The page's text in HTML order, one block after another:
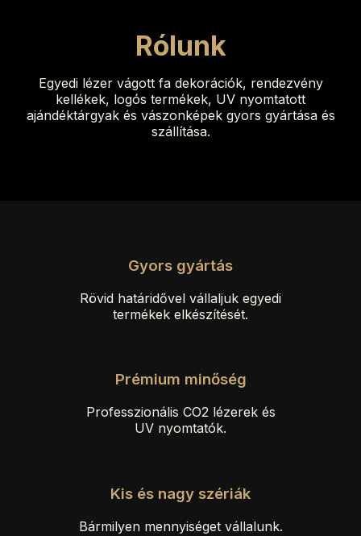
Rólunk
Egyedi lézer vágott fa dekorációk, rendezvény
kellékek, logós termékek, UV nyomtatott
ajándéktárgyak és vászonképek gyors gyártása és
szállítása.
Gyors gyártás
Rövid határidővel vállaljuk egyedi
termékek elkészítését.
Prémium minőség
Professzionális CO2 lézerek és
UV nyomtatók.
Kis és nagy szériák
Bármilyen mennyiséget vállalunk.